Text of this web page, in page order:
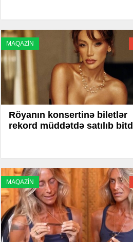
MAQAZİN
Röyanın konsertinə biletlər
rekord müddətdə satılıb
MAQAZİN